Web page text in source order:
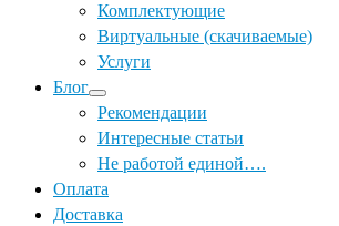
Комплектующие
Виртуальные (скачиваемые)
Услуги
Блог
Рекомендации
Интересные статьи
Не работой единой….
Оплата
Доставка